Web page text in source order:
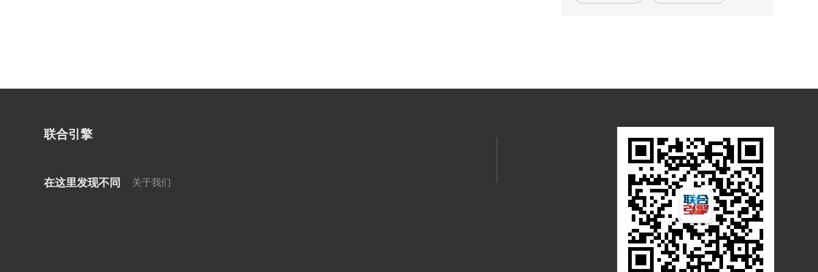
联合引擎
在这里发现不同 关于我们